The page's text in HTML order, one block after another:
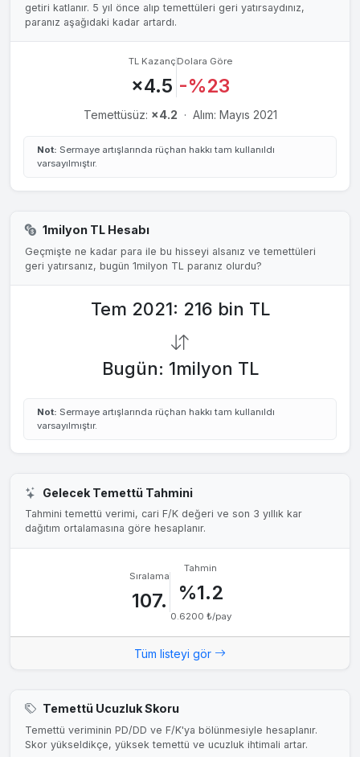
getiri katlanır. 5 yıl önce alıp temettüleri geri yatırsaydınız,
paranız aşağıdaki kadar artardı.
TL Kazanç
×4.5
Dolara Göre
-%23
Temettüsüz: ×4.2 · Alım: Mayıs 2021
Not: Sermaye artışlarında rüçhan hakkı tam kullanıldı
varsayılmıştır.
1milyon TL Hesabı
Geçmişte ne kadar para ile bu hisseyi alsanız ve temettüleri
geri yatırsanız, bugün 1milyon TL paranız olurdu?
Tem 2021: 216 bin TL
Bugün: 1milyon TL
Not: Sermaye artışlarında rüçhan hakkı tam kullanıldı
varsayılmıştır.
Gelecek Temettü Tahmini
Tahmini temettü verimi, cari F/K değeri ve son 3 yıllık kar
dağıtım ortalamasına göre hesaplanır.
Sıralama
107.
Tahmin
%1.2
0.6200 ₺/pay
Tüm listeyi gör
Temettü Ucuzluk Skoru
Temettü veriminin PD/DD ve F/K'ya bölünmesiyle hesaplanır.
Skor yükseldikçe, yüksek temettü ve ucuzluk ihtimali artar.